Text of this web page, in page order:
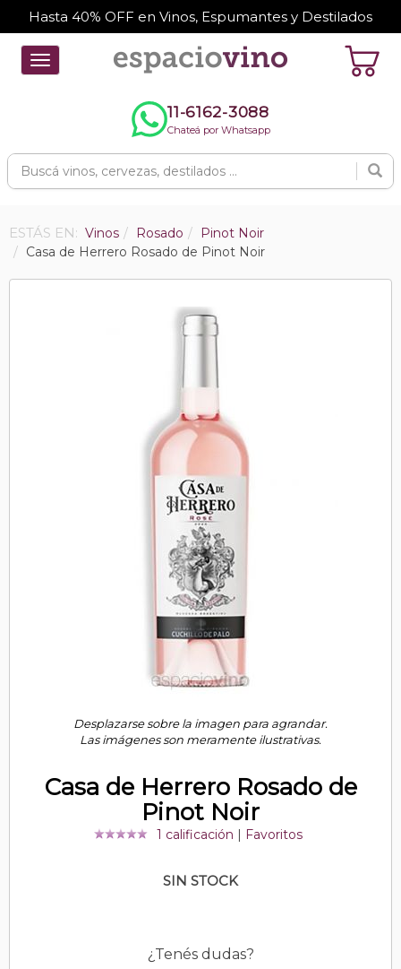
Hasta 40% OFF en Vinos, Espumantes y Destilados
Toggle
navigation
11-6162-3088
Chateá por Whatsapp
ESTÁS EN: Vinos Rosado
Pinot Noir
Casa de Herrero Rosado de Pinot Noir
Desplazarse sobre la imagen para agrandar.
Las imágenes son meramente ilustrativas.
Casa de Herrero Rosado de
Pinot Noir
1 calificación Favoritos
SIN STOCK
¿Tenés dudas?